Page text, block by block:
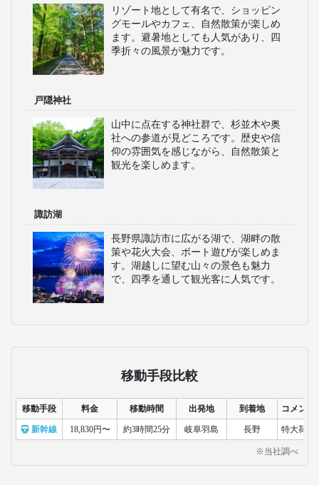
リゾート地として有名で、ショッピン
グモールやカフェ、自然散策が楽しめ
ます。避暑地としても人気があり、四
季折々の風景が魅力です。
戸隠神社
山中に点在する神社群で、杉並木や奥
社への参道が見どころです。歴史や信
仰の雰囲気を感じながら、自然散策と
観光を楽しめます。
諏訪湖
長野県諏訪市に広がる湖で、湖畔の散
策や花火大会、ボート遊びが楽しめま
す。湖越しに望む山々の景色も魅力
で、四季を通して観光客に人気です。
移動手段比較
移動手段 料金 移動時間 出発地 到着地 コメント
新幹線 18,830円〜 約3時間25分 岐阜羽島 長野 特大荷物
※当社調べ